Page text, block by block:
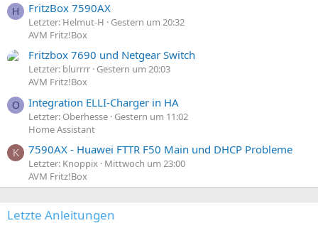
H FritzBox 7590AX
Letzter: Helmut-H
Gestern um 20:32
AVM Fritz!Box
Fritzbox 7690 und Netgear Switch
Letzter: blurrrr Gestern um 20:03
AVM Fritz!Box
O Integration ELLI-Charger in HA
Letzter: Oberhesse Gestern um 11:02
Home Assistant
K 7590AX - Huawei FTTR F50 Main und DHCP Probleme
Letzter: Knoppix Mittwoch um 23:00
AVM Fritz!Box
Letzte Anleitungen